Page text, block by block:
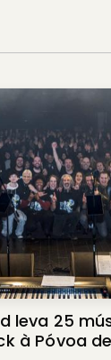
leva 25
à Póvoa